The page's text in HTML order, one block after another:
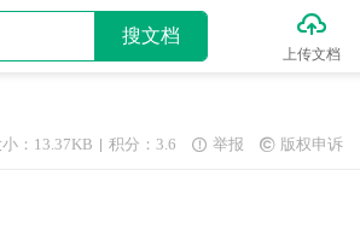
搜文档 
上传文档
：13.37KB 积分：3.6  举报  版权申诉